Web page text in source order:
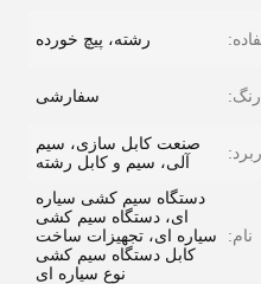
رشته، پیچ خورده
رنگ: سفارشی
صنعت کابل سازی، سیم
آلی، سیم و کابل رشته
نام:
دستگاه سیم کشی سیاره
ای، دستگاه سیم کشی
سیاره ای، تجهیزات ساخت
کابل دستگاه سیم کشی
نوع سیاره ای